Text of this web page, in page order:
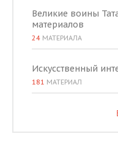
Великие воины
материалов
24 МАТЕРИАЛА
Искусственный
181 МАТЕРИАЛ